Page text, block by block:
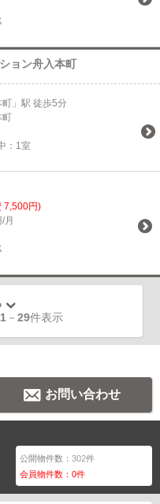
ョン舟入本町
」駅 徒歩5分
町
： 1室
7,500円)
月
－ 29件表示
お問い合わせ
公開物件数：302件
会員物件数：0件